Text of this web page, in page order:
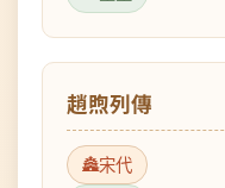
趙煦列傳
宋代
皇室